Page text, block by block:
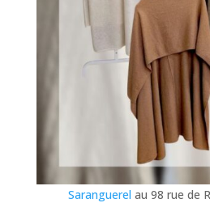
Saranguerel au 98 rue de